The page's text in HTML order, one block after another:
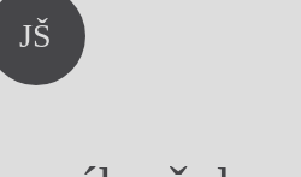
JŠ